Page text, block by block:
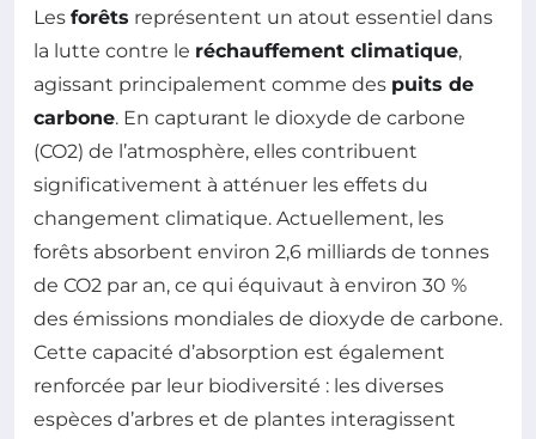
Les forêts représentent un atout essentiel dans
la lutte contre le réchauffement climatique,
agissant principalement comme des puits de
carbone. En capturant le dioxyde de carbone
(CO2) de l’atmosphère, elles contribuent
significativement à atténuer les effets du
changement climatique. Actuellement, les
forêts absorbent environ 2,6 milliards de tonnes
de CO2 par an, ce qui équivaut à environ 30 %
des émissions mondiales de dioxyde de carbone.
Cette capacité d’absorption est également
renforcée par leur biodiversité : les diverses
espèces d’arbres et de plantes interagissent